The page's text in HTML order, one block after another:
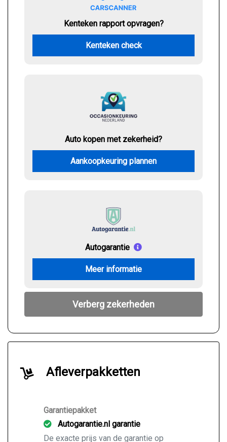
Kenteken rapport opvragen?
Kenteken check
Auto kopen met zekerheid?
Aankoopkeuring plannen
Autogarantie
Meer informatie
Verberg zekerheden
Afleverpakketten
Garantiepakket
Autogarantie.nl garantie
De exacte prijs van de garantie op